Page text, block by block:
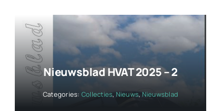
Nieuwsblad HVAT 2025 – 2
Categories: Collecties, Nieuws,Nieuwsblad